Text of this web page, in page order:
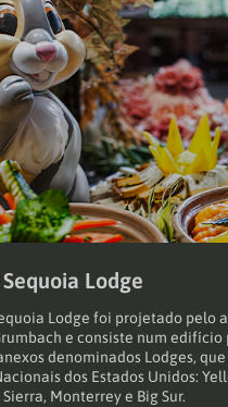
Lodge
Lodge foi projetado pelo
e consiste num edifício
denominados Lodges,
dos Estados Unidos:
Monterrey e Big Sur.